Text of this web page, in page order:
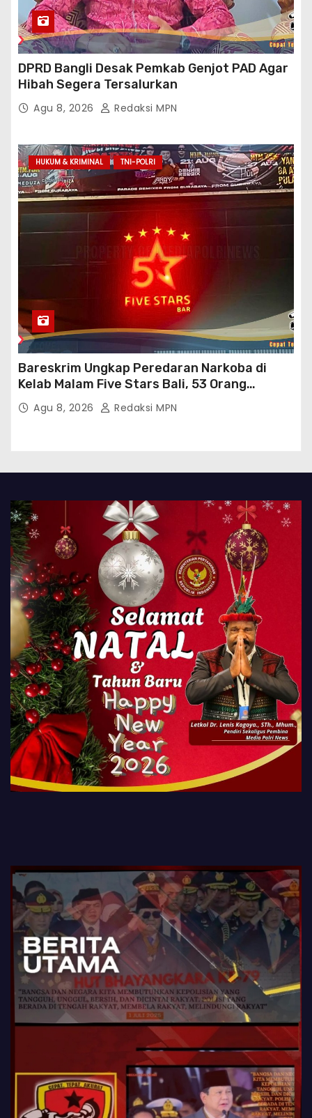
DPRD Bangli Desak Pemkab Genjot PAD Agar
Hibah Segera Tersalurkan
Agu 8, 2026 Redaksi MPN
HUKUM & KRIMINAL TNI-POLRI
Bareskrim Ungkap Peredaran Narkoba di
Kelab Malam Five Stars Bali, 53 Orang
Diamankan
Agu 8, 2026 Redaksi MPN